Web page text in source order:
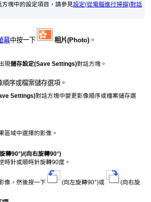
方塊中的設定項目，請參見設定(從電腦進行掃描)對話
幕中按一下 相片(Photo) 。
現儲存設定(Save Settings)對話方塊。
序或檔案儲存選項。
Settings)對話方塊中變更影像順序或檔案儲存選
區域中選擇的影像。
轉90°)/(向右旋轉90°)
時針或順時針旋轉90度。
像，然後按一下 (向左旋轉90°)或
(向右旋